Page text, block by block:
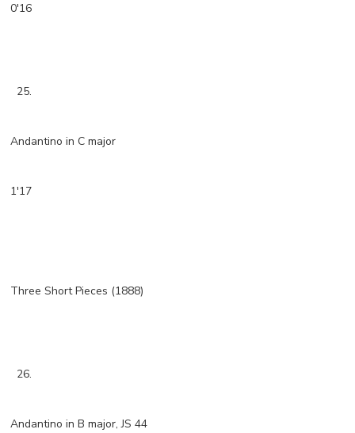
0'16
25.
Andantino in C major
1'17
Three Short Pieces (1888)
26.
Andantino in B major, JS 44